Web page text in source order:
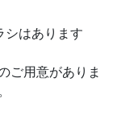
シはあります
ご用意がありま